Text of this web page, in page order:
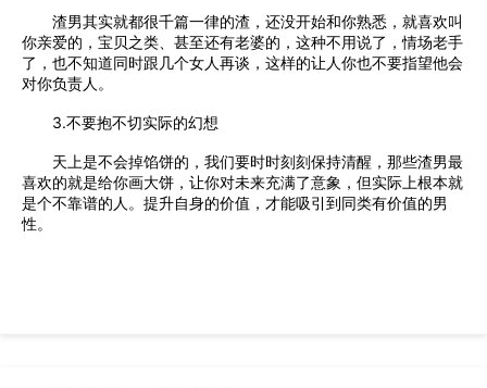
渣男其实就都很千篇一律的渣，还没开始和你熟悉，就喜欢叫
你亲爱的，宝贝之类、甚至还有老婆的，这种不用说了，情场老手
了，也不知道同时跟几个女人再谈，这样的让人你也不要指望他会
对你负责人。
3.不要抱不切实际的幻想
天上是不会掉馅饼的，我们要时时刻刻保持清醒，那些渣男最
喜欢的就是给你画大饼，让你对未来充满了意象，但实际上根本就
是个不靠谱的人。提升自身的价值，才能吸引到同类有价值的男
性。